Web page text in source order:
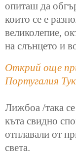
опиташ да
които се е
великолепие,
на слънцето и
Открий още
Португалия Тук
Лижбоа /така
къта свидно
отплавали от
света.